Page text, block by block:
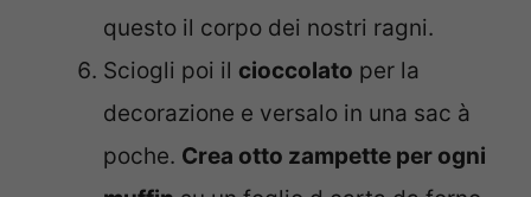
questo il corpo dei nostri ragni.
Sciogli poi il cioccolato per la
decorazione e versalo in una sac à
poche. Crea otto zampette per ogni